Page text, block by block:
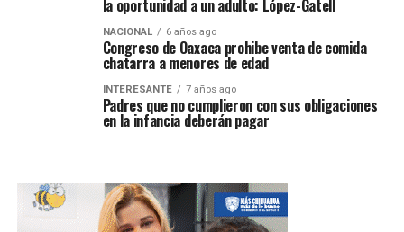
la oportunidad a un adulto: López-Gatell
NACIONAL 6 años ago
Congreso de Oaxaca prohibe venta de comida
chatarra a menores de edad
INTERESANTE 7 años ago
Padres que no cumplieron con sus obligaciones
en la infancia deberán pagar